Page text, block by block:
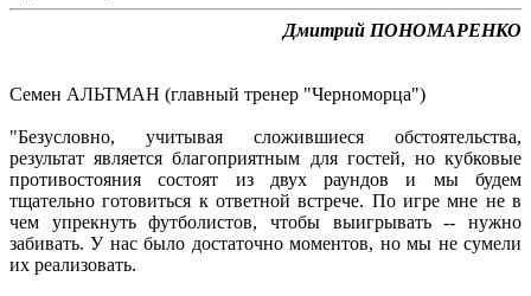
Дмитрий ПОНОМАРЕНКО
Семен АЛЬТМАН (главный тренер "Черноморца")
"Безусловно, учитывая сложившиеся обстоятельства,
результат является благоприятным для гостей, но кубковые
противостояния состоят из двух раундов и мы будем
тщательно готовиться к ответной встрече. По игре мне не в
чем упрекнуть футболистов, чтобы выигрывать -- нужно
забивать. У нас было достаточно моментов, но мы не сумели
их реализовать.